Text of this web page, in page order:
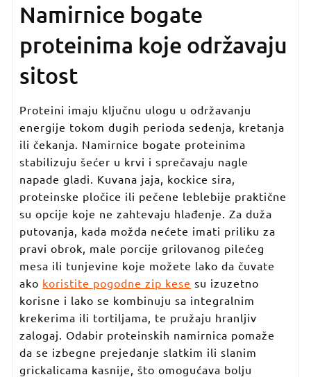
Namirnice bogate
proteinima koje održavaju
sitost
Proteini imaju ključnu ulogu u održavanju
energije tokom dugih perioda sedenja, kretanja
ili čekanja. Namirnice bogate proteinima
stabilizuju šećer u krvi i sprečavaju nagle
napade gladi. Kuvana jaja, kockice sira,
proteinske pločice ili pečene leblebije praktične
su opcije koje ne zahtevaju hlađenje. Za duža
putovanja, kada možda nećete imati priliku za
pravi obrok, male porcije grilovanog pilećeg
mesa ili tunjevine koje možete lako da čuvate
ako koristite pogodne zip kese su izuzetno
korisne i lako se kombinuju sa integralnim
krekerima ili tortiljama, te pružaju hranljiv
zalogaj. Odabir proteinskih namirnica pomaže
da se izbegne prejedanje slatkim ili slanim
grickalicama kasnije, što omogućava bolju